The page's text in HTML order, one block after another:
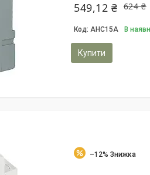
624 ₴
549,12 ₴
AHC15A В
Купити
–12%